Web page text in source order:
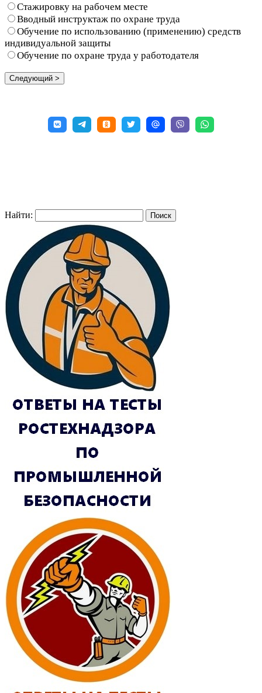
Стажировку на рабочем месте
Вводный инструктаж по охране труда
Обучение по использованию (применению) средств
индивидуальной защиты
Обучение по охране труда у работодателя
Найти: